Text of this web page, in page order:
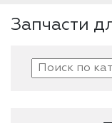
Запчасти